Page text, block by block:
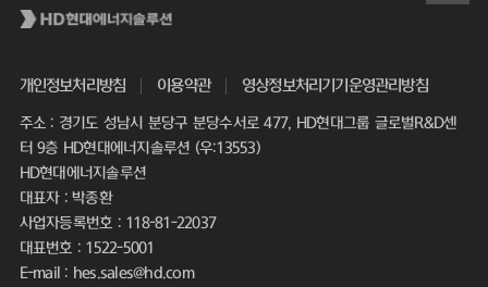
개인정보처리방침 이용약관 영상정보처리기기운영관리방침
주소 : 경기도 성남시 분당구 분당수서로 477, HD현대그룹 글로벌R&D센
터 9층 HD현대에너지솔루션 (우:13553)
HD현대에너지솔루션
대표자 : 박종환
사업자등록번호 : 118-81-22037
대표번호 : 1522-5001
E-mail : hes.sales@hd.com